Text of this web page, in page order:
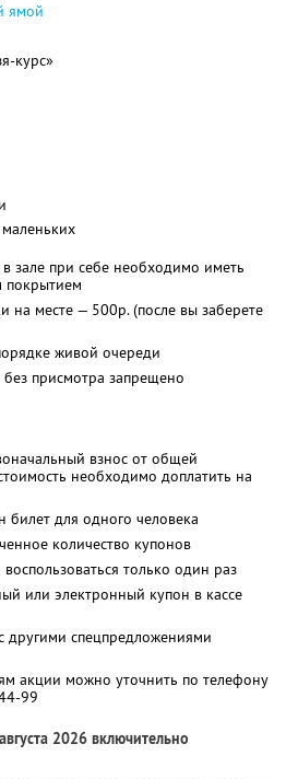
ямой
курс»
зале при себе необходимо иметь
покрытием
на месте — 500р. (после вы заберете
живой очереди
без присмотра запрещено
взнос от общей
необходимо доплатить на
билет для одного человека
количество купонов
только один раз
или электронный купон в кассе
другими спецпредложениями
акции можно уточнить по телефону
99
2026 включительно